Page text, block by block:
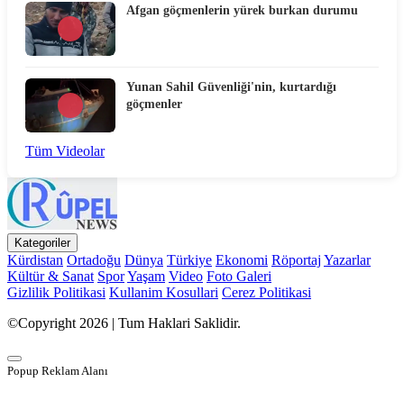
Afgan göçmenlerin yürek burkan durumu
Yunan Sahil Güvenliği'nin, kurtardığı
göçmenler
Tüm Videolar
Kategoriler
Kürdistan Ortadoğu Dünya Türkiye Ekonomi Röportaj Yazarlar
Kültür & Sanat SporYaşam Video Foto Galeri
Gizlilik Politikasi Kullanim Kosullari Cerez Politikasi
©Copyright 2026 | Tum Haklari Saklidir.
Popup Reklam Alanı